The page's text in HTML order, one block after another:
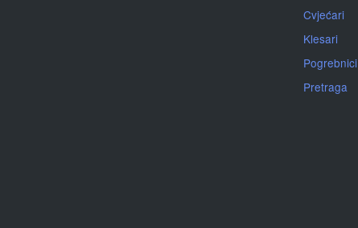
Cvjećari
Klesari
Pogrebnici
Pretraga